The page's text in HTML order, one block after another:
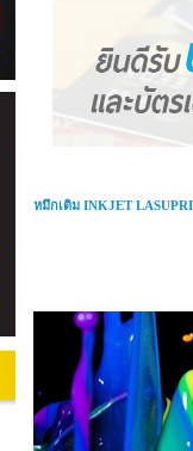
หมึกเติม INKJET